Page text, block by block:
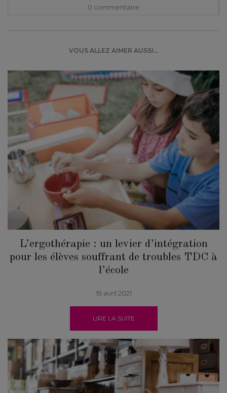
0 commentaire
VOUS ALLEZ AIMER AUSSI...
L’ergothérapie : un levier d’intégration
pour les élèves souffrant de troubles TDC à
l’école
19 avril 2021
LIRE LA SUITE